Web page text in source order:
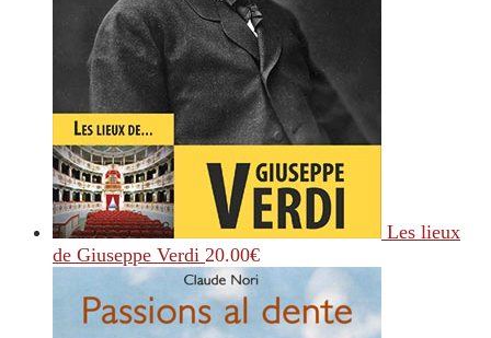
Les lieux
de Giuseppe Verdi 20.00€